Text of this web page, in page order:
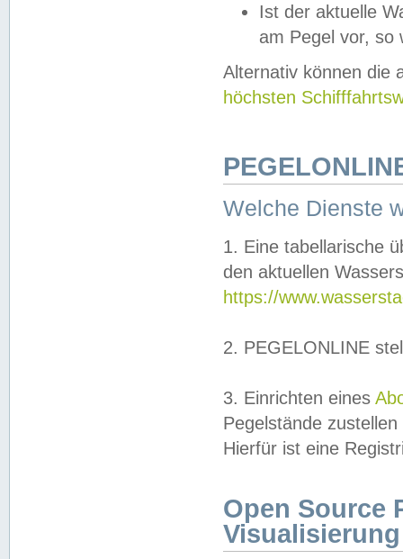
Ist der aktuelle
am Pegel vor,
Alternativ können die
höchsten
Welche Dienste
1. Eine tabellarische
den aktuellen
https://
2. PEGELONLINE
3. Einrichten eines
Pegelstände
Hierfür ist eine
Open Source
Visualisierung